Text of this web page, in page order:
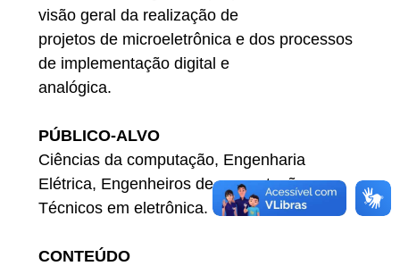
visão geral da realização de
projetos de microeletrônica e dos processos
de implementação digital e
analógica.
PÚBLICO-ALVO
Ciências da computação, Engenharia
Elétrica, Engenheiros de computação e
Técnicos em eletrônica.
CONTEÚDO